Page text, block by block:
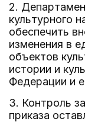
2.
культурного
обеспечить
изменения в
объектов
истории и
Федерации и
3. Контроль
приказа